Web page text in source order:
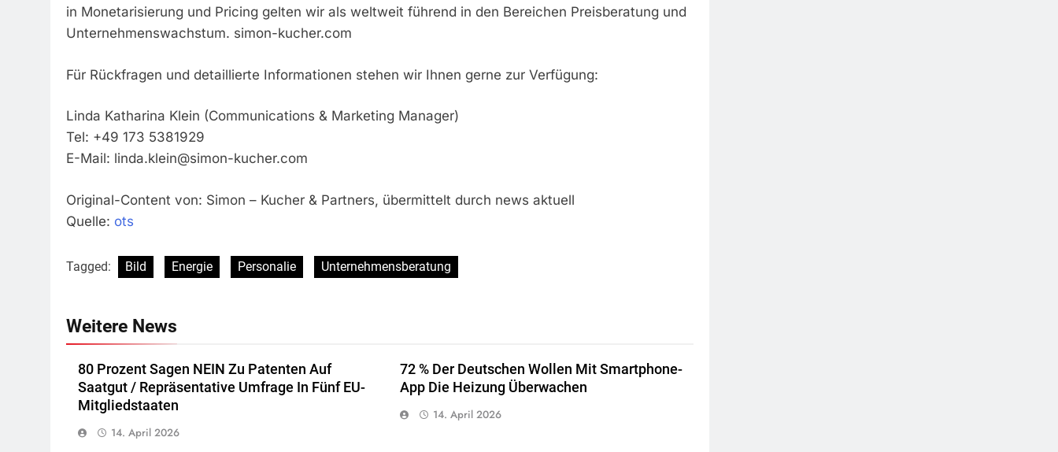
in Monetarisierung und Pricing gelten wir als weltweit führend in den Bereichen Preisberatung und
Unternehmenswachstum. simon-kucher.com
Für Rückfragen und detaillierte Informationen stehen wir Ihnen gerne zur Verfügung:
Linda Katharina Klein (Communications & Marketing Manager)
Tel: +49 173 5381929
E-Mail: linda.klein@simon-kucher.com
Original-Content von: Simon – Kucher & Partners, übermittelt durch news aktuell
Quelle: ots
Tagged: Bild Energie Personalie Unternehmensberatung
Weitere News
80 Prozent Sagen NEIN Zu Patenten Auf
Saatgut / Repräsentative Umfrage In Fünf EU-
Mitgliedstaaten
14. April 2026
72 % Der Deutschen Wollen Mit Smartphone-
App Die Heizung Überwachen
14. April 2026